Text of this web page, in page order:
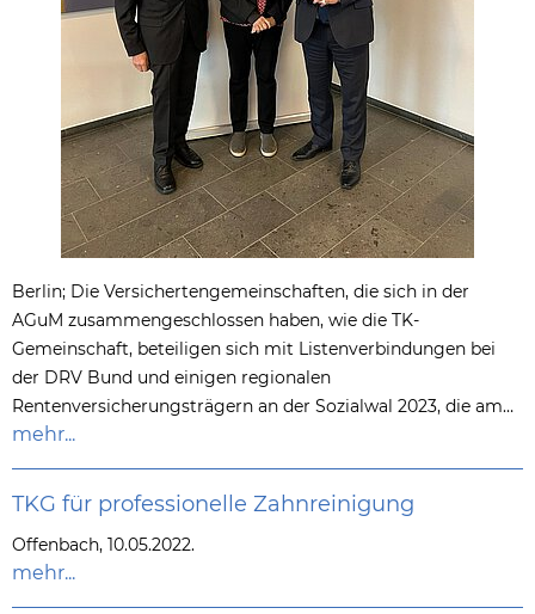
Berlin; Die Versichertengemeinschaften, die sich in der
AGuM zusammengeschlossen haben, wie die TK-
Gemeinschaft, beteiligen sich mit Listenverbindungen bei
der DRV Bund und einigen regionalen
Rentenversicherungsträgern an der Sozialwal 2023, die am…
mehr...
TKG für professionelle Zahnreinigung
Offenbach, 10.05.2022.
mehr...